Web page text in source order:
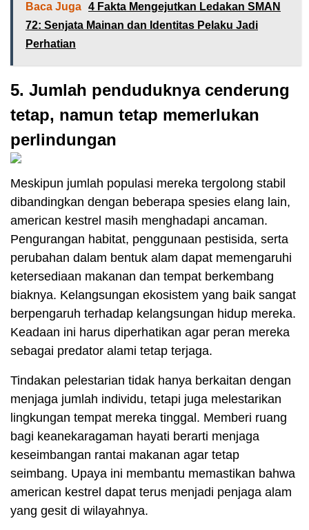
Baca Juga 4 Fakta Mengejutkan Ledakan SMAN
72: Senjata Mainan dan Identitas Pelaku Jadi
Perhatian
5. Jumlah penduduknya cenderung
tetap, namun tetap memerlukan
perlindungan
Meskipun jumlah populasi mereka tergolong stabil
dibandingkan dengan beberapa spesies elang lain,
american kestrel masih menghadapi ancaman.
Pengurangan habitat, penggunaan pestisida, serta
perubahan dalam bentuk alam dapat memengaruhi
ketersediaan makanan dan tempat berkembang
biaknya. Kelangsungan ekosistem yang baik sangat
berpengaruh terhadap kelangsungan hidup mereka.
Keadaan ini harus diperhatikan agar peran mereka
sebagai predator alami tetap terjaga.
Tindakan pelestarian tidak hanya berkaitan dengan
menjaga jumlah individu, tetapi juga melestarikan
lingkungan tempat mereka tinggal. Memberi ruang
bagi keanekaragaman hayati berarti menjaga
keseimbangan rantai makanan agar tetap
seimbang. Upaya ini membantu memastikan bahwa
american kestrel dapat terus menjadi penjaga alam
yang gesit di wilayahnya.